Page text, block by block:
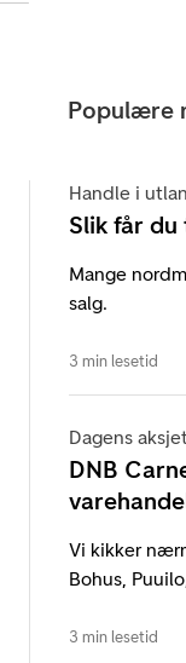
Populære
Handle i
Slik får du
Mange
salg.
3 min lesetid
Dagens
DNB
Vi kikker
Bohus,
3 min lesetid